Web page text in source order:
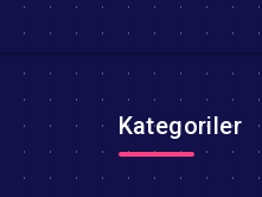
Kategoriler